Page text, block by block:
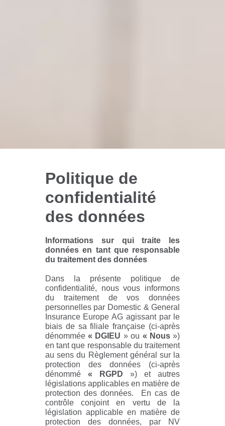
Politique de
confidentialité
des données
Informations sur qui traite les
données en tant que responsable
du traitement des données
Dans la présente politique de
confidentialité, nous vous informons
du traitement de vos données
personnelles par Domestic & General
Insurance Europe AG agissant par le
biais de sa filiale française (ci-après
dénommée« DGIEU » ou « Nous »)
en tant que responsable du traitement
au sens du Règlement général sur la
protection des données (ci-après
dénommé« RGPD ») et autres
législations applicables en matière de
protection des données. En cas de
contrôle conjoint en vertu de la
législation applicable en matière de
protection des données, par NV